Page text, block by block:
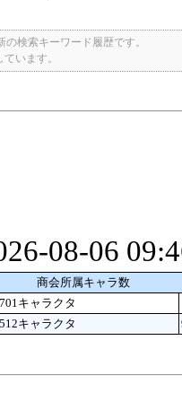
検索キーワード履歴です。
います。
08-06
商会所属キャラ数
キャラクタ
キャラクタ